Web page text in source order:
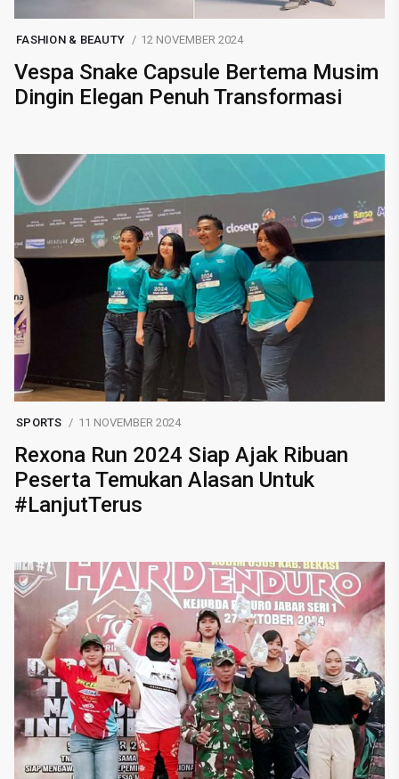
FASHION & BEAUTY 12 NOVEMBER 2024
Vespa Snake Capsule Bertema Musim
Dingin Elegan Penuh Transformasi
SPORTS 11 NOVEMBER 2024
Rexona Run 2024 Siap Ajak Ribuan
Peserta Temukan Alasan Untuk
#LanjutTerus